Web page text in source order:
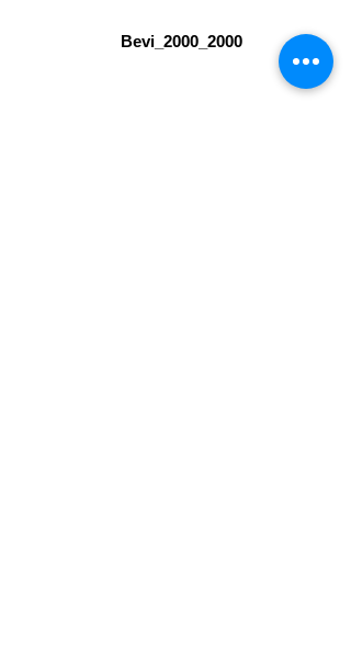
Bevi_2000_2000